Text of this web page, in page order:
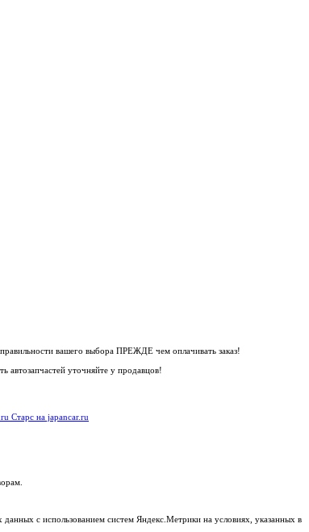
вашего выбора ПРЕЖДЕ чем оплачивать заказ!
автозапчастей уточняйте у продавцов!
Старс на japancar.ru
с использованием систем Яндекс.Метрики на условиях, указанных в